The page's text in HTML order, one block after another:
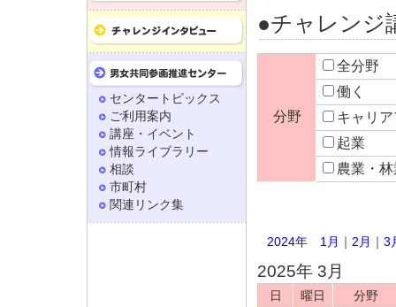
●チャレンジ
分野
全分野
働く
キャリ
起業
農業・林
2024年 1月 ｜ 2月 ｜ 3
2025年 3月
日 曜日
分野
センタートピックス
ご利用案内
講座・イベント
情報ライブラリー
相談
市町村
関連リンク集